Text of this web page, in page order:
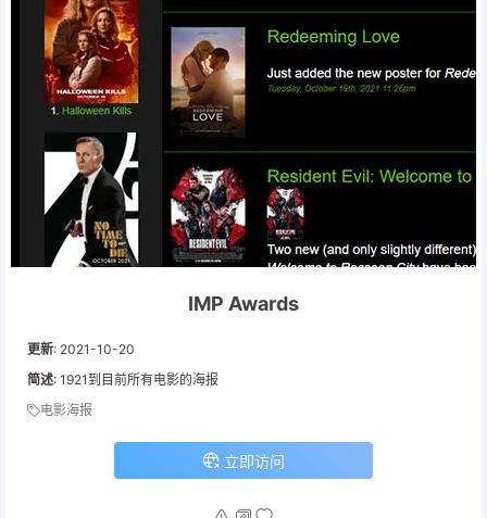
IMP Awards
更新: 2021-10-20
简述: 1921到目前所有电影的海报
电影海报
立即访问